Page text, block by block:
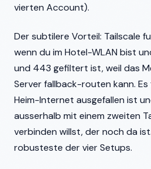
vierten Account).
Der subtilere Vorteil: Tailscale
wenn du im Hotel-WLAN bist
und 443 gefiltert ist, weil das
Server fallback-routen kann.
Heim-Internet ausgefallen ist
ausserhalb mit einem zweiten
verbinden willst, der noch da
robusteste der vier Setups.